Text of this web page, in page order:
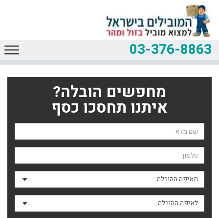
03-376-8863
מחפשים הובלה?
איתנו תחסכו כסף
שם השולח
טלפון
מאיפה ההובלה
לאיפה ההובלה